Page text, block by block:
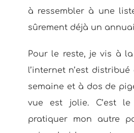
à ressembler à une
sûrement déjà un
Pour le reste, je vis à
l’internet n’est
semaine et à dos de
vue est jolie. C’est
pratiquer mon autre